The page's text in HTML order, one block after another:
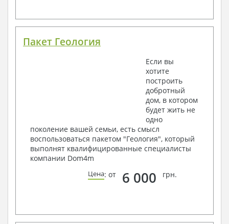
Пакет Геология
Если вы
хотите
построить
добротный
дом, в котором
будет жить не
одно
поколение вашей семьи, есть смысл
воспользоваться пакетом "Геология", который
выполнят квалифицированные специалисты
компании Dom4m
Цена: от 6 000 грн.